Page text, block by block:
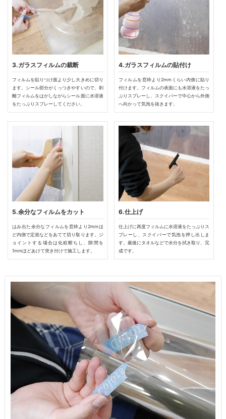
3.ガラスフィルムの裁断
フィルムを貼りつけ面より少し大きめに切り
ます。シール部分がくっつきやすいので、剥
離フィルムをはがしながらシール面に水溶液
をたっぷりスプレーしてください。
4.ガラスフィルムの貼付け
フィルムを窓枠より2mmくらい内側に貼り
付けます。フィルムの表面にも水溶液をたっ
ぷりスプレーし、スクイバーで中心から外側
へ向かって気泡を抜きます。
5.余分なフィルムをカット
はみ出た余分なフィルムを窓枠より2mmほ
ど内側で定規などをあてて切り取ります。ジ
ョイントする場合は化粧断ちし、隙間を
1mmほどあけて突き付けで施工します。
6.仕上げ
仕上げに再度フィルムに水溶液をたっぷりス
プレーし、スクイバーで気泡を押し出しま
す。最後にタオルなどで水分を拭き取り、完
成です。